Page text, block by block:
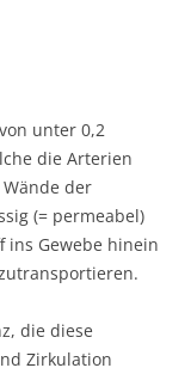
unter 0,2
die Arterien
der
(= permeabel)
ins Gewebe hinein
die diese
Zirkulation